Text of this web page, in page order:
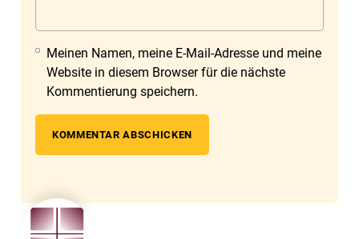
Meinen Namen, meine E-Mail-Adresse und meine
Website in diesem Browser für die nächste
Kommentierung speichern.